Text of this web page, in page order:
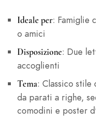
Ideale per: Famiglie
o amici
Disposizione: Due
accoglienti
Tema: Classico
da parati a righe,
comodini e poster